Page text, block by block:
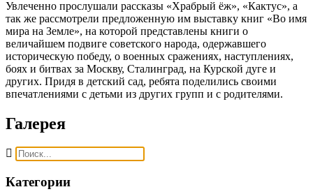
Увлеченно прослушали рассказы «Храбрый ёж», «Кактус», а
так же рассмотрели предложенную им выставку книг «Во имя
мира на Земле», на которой представлены книги о
величайшем подвиге советского народа, одержавшего
историческую победу, о военных сражениях, наступлениях,
боях и битвах за Москву, Сталинград, на Курской дуге и
других. Придя в детский сад, ребята поделились своими
впечатлениями с детьми из других групп и с родителями.
Галерея
Категории